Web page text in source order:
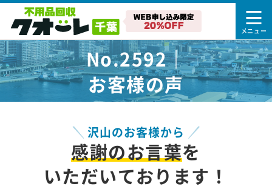
No.2592｜
お客様の声
沢山のお客様から
感謝のお言葉を
いただいております！